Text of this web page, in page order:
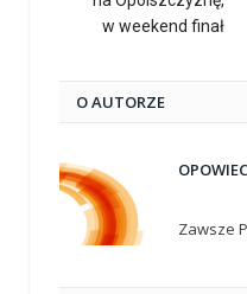
w weekend finał
O AUTORZE
Zawsze